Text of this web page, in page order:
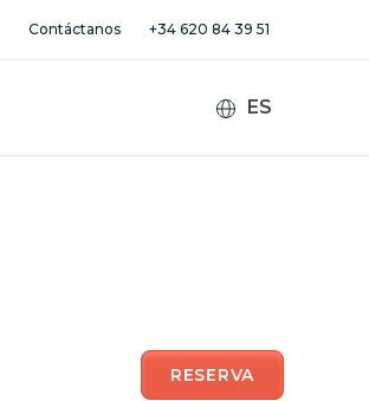
Contáctanos +34 620 84 39 51
RESERVA